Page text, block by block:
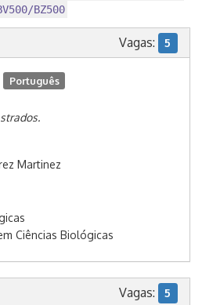
BZ500
Vagas: 5
Português
Martinez
Ciências Biológicas
Vagas: 5